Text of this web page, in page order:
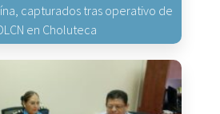
capturados tras operativo de
en Choluteca